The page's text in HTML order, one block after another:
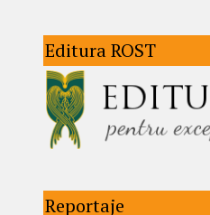
Editura ROST
Reportaje